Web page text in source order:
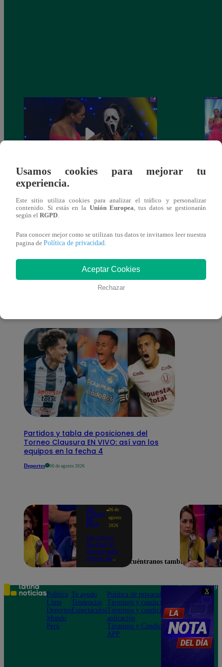
X
Yo Soy 30 de noviembre del 2018 –
Programa completo
gala
También te puede
interesar
Partidos y tabla de posiciones del
Torneo Clausura EN VIVO: así van los
equipos en la fecha 4
Deportes 06 de agosto 2026
ME
CAIGO
DE
RISA
06 de
agosto
2026
Me Caigo
De Risa: El
inesperado
chiste de
hizo
explotar a
todo el set
Usamos cookies para mejorar tu
experiencia.
Este sitio utiliza cookies para analizar el tráfico y personalizar
contenido. Si estás en la Unión Europea , tus datos se gestionarán
según el RGPD
Para conocer mejor como se utilizan tus datos te invitamos leer nuestra
pagina de Política de privacidad
Aceptar Cookies
Rechazar
Encuéntranos también en
Política
Lima
Deportes
Mundo
Perú
Te ayudo
Tendencias
Espectáculos
Política de privacidad
Términos y condiciones
Términos y condiciones
aplicación
Términos y Condiciones
APP
Teléfono: 219
Av. San
Felipe 968
Jesús María